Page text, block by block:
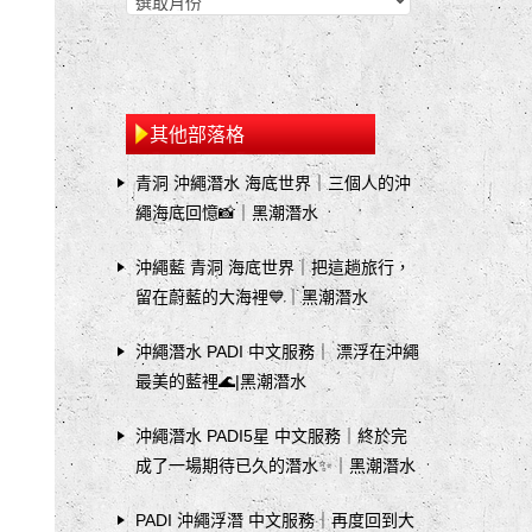
其他部落格
青洞 沖繩潛水 海底世界｜三個人的沖
繩海底回憶📸｜黑潮潛水
沖繩藍 青洞 海底世界｜把這趟旅行，
留在蔚藍的大海裡💙｜黑潮潛水
沖繩潛水 PADI 中文服務｜ 漂浮在沖繩
最美的藍裡🌊|黑潮潛水
沖繩潛水 PADI5星 中文服務｜終於完
成了一場期待已久的潛水✨｜黑潮潛水
PADI 沖繩浮潛 中文服務｜再度回到大